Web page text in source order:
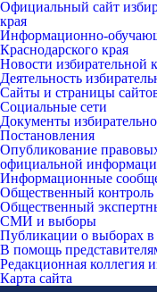
Официальный сайт
края
Информационно-
Краснодарского края
Новости избирательной
Деятельность
Сайты и страницы
Социальные сети
Документы
Постановления
Опубликование
официальной
Информационные
Общественный контроль
Общественный
СМИ и выборы
Публикации о выборах
В помощь
Редакционная коллегия
Карта сайта